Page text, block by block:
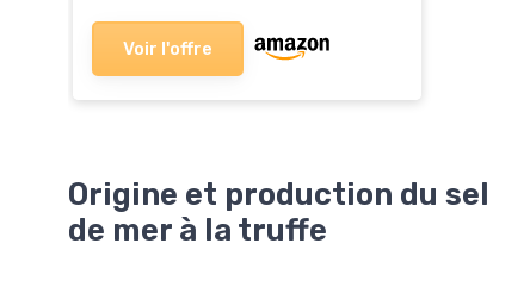
Voir l'offre
Origine et production du sel
de mer à la truffe